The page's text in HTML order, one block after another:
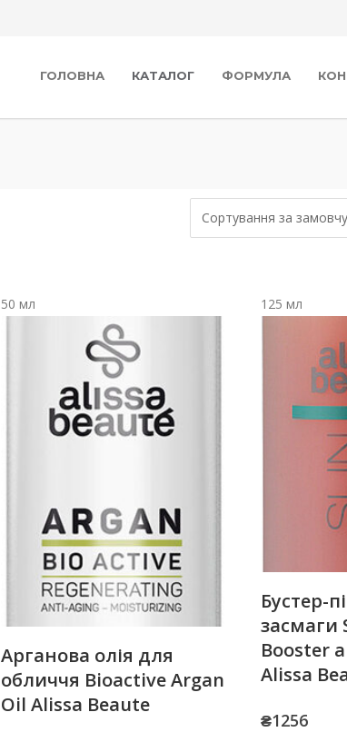
ГОЛОВНА КАТАЛОГ ФОРМУЛА
50 мл
Арганова олія для
обличчя Bioactive Argan
Oil Alissa Beaute
125 мл
Бустер-
засмаги
Booster
Alissa
₴1256